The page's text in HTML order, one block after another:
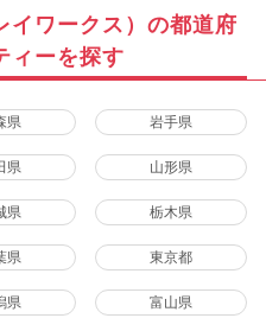
イワークス）の都道府
ィーを探す
県 岩手県
県 山形県
県 栃木県
県 東京都
県 富山県